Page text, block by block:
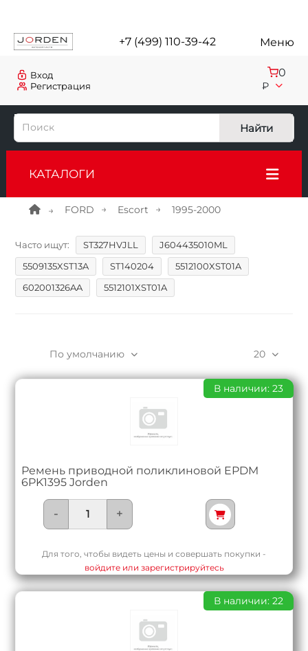
+7 (499) 110-39-42 Меню
Регистрация
Вход 0
₽
Найти
КАТАЛОГИ
FORD Escort 1995-2000
Часто ищут: ST327HVJLL
J604435010ML
5509135XST13A
ST140204
5512100XST01A
602001326AA
5512101XST01A
20
По умолчанию
Ремень приводной поликлиновой EPDM
6PK1395 Jorden
В наличии: 23
- +
Для того, чтобы видеть цены и совершать покупки -
войдите или зарегистрируйтесь
В наличии: 22